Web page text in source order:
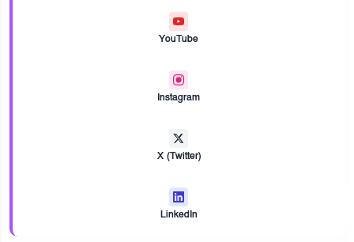
YouTube
Instagram
X (Twitter)
LinkedIn